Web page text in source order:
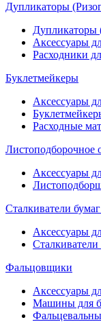
Дупликаторы
Дупликаторы
Аксессуары
Расходники
Буклетмейкеры
Аксессуары
Расходные
Листоподборочное
Аксессуары
Сталкиватели
Аксессуары
Сталкиватели
Фальцовщики
Аксессуары
Машины для